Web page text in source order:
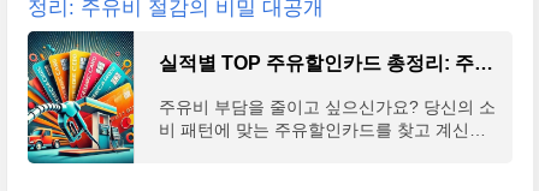
정리: 주유비 절감의 비밀 대공개
실적별 TOP 주유할인카드 총정리: 주유비 절감의 비밀 대공개
주유비 부담을 줄이고 싶으신가요? 당신의 소
비 패턴에 맞는 주유할인카드를 찾고 계신다